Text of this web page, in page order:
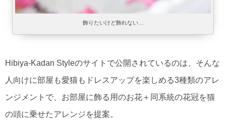
飾りたいけど飾れない…
Hibiya-Kadan Styleのサイトで公開されているのは、そんな
人向けに部屋も愛猫もドレスアップを楽しめる3種類のアレ
ンジメントで、お部屋に飾る用のお花＋同系統の花冠を猫
の頭に乗せたアレンジを提案。